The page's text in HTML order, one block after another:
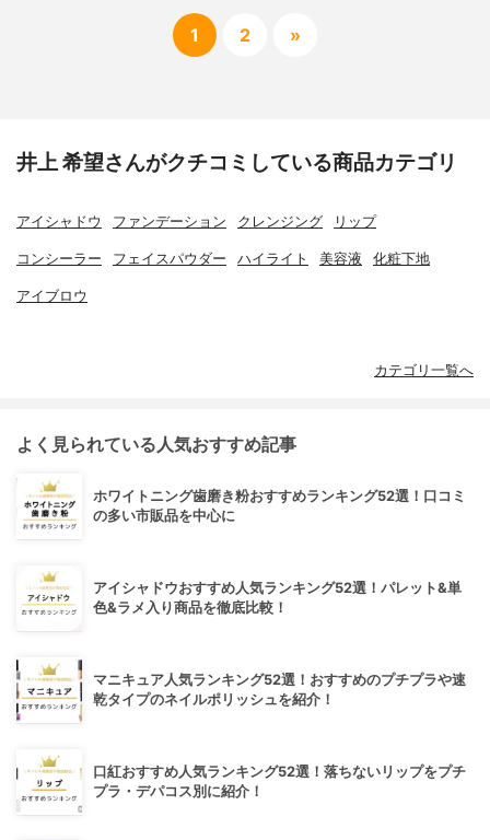
1 2 »
井上 希望さんがクチコミしている商品カテゴリ
アイシャドウ ファンデーション クレンジング リップ
コンシーラー フェイスパウダー ハイライト 美容液 化粧下地
アイブロウ
カテゴリ一覧へ
よく見られている人気おすすめ記事
ホワイトニング歯磨き粉おすすめランキング52選！口コミ
の多い市販品を中心に
アイシャドウおすすめ人気ランキング52選！パレット&単
色&ラメ入り商品を徹底比較！
マニキュア人気ランキング52選！おすすめのプチプラや速
乾タイプのネイルポリッシュを紹介！
口紅おすすめ人気ランキング52選！落ちないリップをプチ
プラ・デパコス別に紹介！